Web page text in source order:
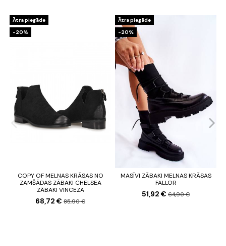
Ātra piegāde
-20%
COPY OF MELNAS KRĀSAS NO
ZAMŠĀDAS ZĀBAKI CHELSEA
ZĀBAKI VINCEZA
68,72 € 85,90 €
Ātra piegāde
-20%
MASĪVI ZĀBAKI MELNAS KRĀSAS
FALLOR
51,92 € 64,90 €